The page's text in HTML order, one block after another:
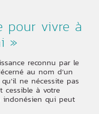
pour vivre à
»
reconnu par le
au nom d’un
ne nécessite pas
cessible à votre
qui peut